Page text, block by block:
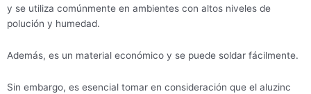
y se utiliza comúnmente en ambientes con altos niveles de
polución y humedad.
Además, es un material económico y se puede soldar fácilmente.
Sin embargo, es esencial tomar en consideración que el aluzinc